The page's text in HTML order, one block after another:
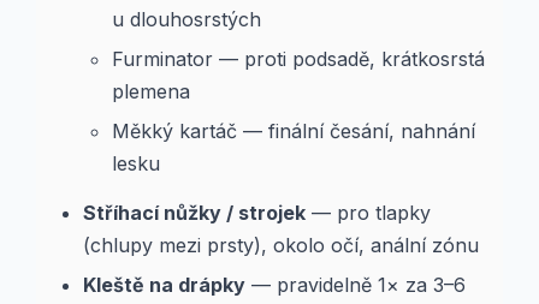
u dlouhosrstých
Furminator — proti podsadě, krátkosrstá
plemena
Měkký kartáč — finální česání, nahnání
lesku
Stříhací nůžky / strojek — pro tlapky
(chlupy mezi prsty), okolo očí, anální zónu
Kleště na drápky — pravidelně 1× za 3–6